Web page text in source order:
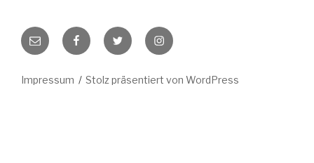
E-
Mail
FacebookTwitter Instagram
Impressum Stolz präsentiert von WordPress